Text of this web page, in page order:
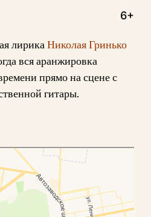
6+
лирика Николая Гринько
вся аранжировка
прямо на сцене с
гитары.